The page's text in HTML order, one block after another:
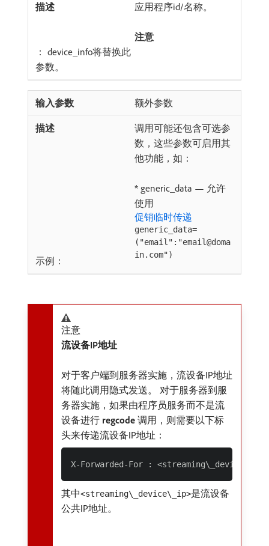
应用程序id/名称。
注意
： device_info将替换此
参数。
额外参数
调用可能还包含可选参
数，这些参数可启用其
他功能，如：
* generic_data — 允许
使用
促销临时传递
示例：
generic_data=
("email":"email@doma
in.com")
注意
流设备IP地址
对于客户端到服务器实施，流设备IP地址
将随此调用隐式发送。 对于服务器到服
务器实施，如果由程序员服务而不是流
设备进行​ regcode ​调用，则需要以下标
头来传递流设备IP地址：
其中<streaming\_device\_ip>是流设备
公共IP地址。